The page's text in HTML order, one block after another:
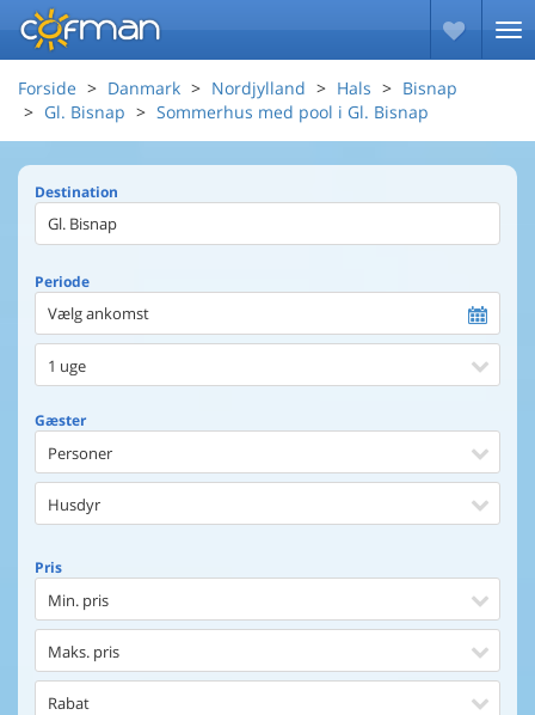
Forside Danmark Nordjylland Hals
Bisnap
Gl. Bisnap
Sommerhus med pool i Gl. Bisnap
Destination
Periode
Vælg ankomst
1 uge
Gæster
Personer
Husdyr
Pris
Min. pris
Maks. pris
Rabat